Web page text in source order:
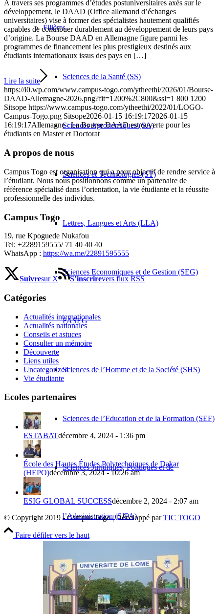
Filières
Sciences de la Santé (SS)
Sciences Agronomiques (SA)
Sciences et Technologies (ST)
Lettres, Langues et Arts (LLA)
Sciences Economiques et de Gestion (SEG)
FASEG
Sciences de l’Homme et de la Société (SHS)
Sciences de l’Education et de la Formation (SEF)
Sciences Juridiques, Politiques et de
l’Administration (SJPA)
À travers ses programmes d’études postuniversitaires axés sur le
développement, le DAAD (Office allemand d’échanges
universitaires) vise à former des spécialistes hautement qualifiés
capables de contribuer durablement au développement de leurs pays
d’origine. La Bourse DAAD en Allemagne figure parmi les
programmes de financement les plus prestigieux destinés aux
étudiants internationaux issus des pays en […]
Lire la suite
https://i0.wp.com/www.campus-togo.com/ytheethi/2026/01/Bourse-
DAAD-Allemagne-2026.png?fit=1200%2C800&ssl=1 800 1200
Sitsope https://www.campus-togo.com/ytheethi/2022/01/LOGO-
Campus-Togo.png Sitsope2026-01-15 16:19:172026-01-15
16:19:17Allemagne : La Bourse DAAD est ouverte pour les
étudiants en Master et Doctorat
A propos de nous
Campus Togo est organisation qui a pour objectif de rendre service à
l’étudiant. Nous nous positionnons comme un partenaire de
référence spécialisé dans l’orientation, la vie étudiante et la réussite
professionnelle des individus.
Campus Togo
19, rue Kpoguede Nukafou
Tel: +2289159555/ 71 40 40 40
WhatsApp : https://wa.me/22891595555
Suivresur X S’inscrirevers flux RSS
Catégories
Actualités internationales
Actualités nationales
Conseils et astuces
Consulter un mémoire
Découverte
Liens utiles
Uncategorized
Vie étudiante
Ecoles partenaires
ESTABATdécembre 4, 2024 - 1:36 pm
École des Hautes Études Polytechniques de Dakar
(HEPO)décembre 3, 2024 - 10:26 am
ESIG GLOBAL SUCCESSdécembre 2, 2024 - 2:07 am
© Copyright 2019 - Campus Togo | Développé parTIC TOGO
Faire défiler vers le haut